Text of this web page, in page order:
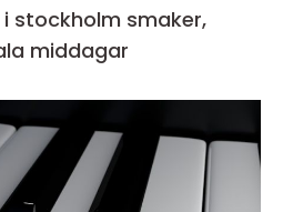
smaker,
middagar